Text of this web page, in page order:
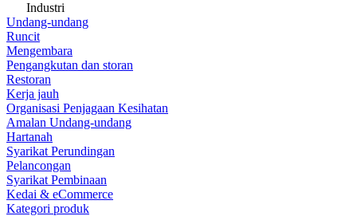
Industri
Undang-undang
Runcit
Mengembara
Pengangkutan dan storan
Restoran
Kerja jauh
Organisasi Penjagaan Kesihatan
Amalan Undang-undang
Hartanah
Syarikat Perundingan
Pelancongan
Syarikat Pembinaan
Kedai & eCommerce
Kategori produk